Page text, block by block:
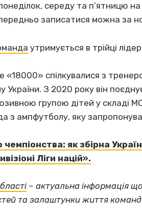
середу та п’ятницю
записатися можна за
утримується в трійці
спілкувалися з
України. З 2020 року він
групою дітей у складі
з ампфутболу, яку
як збірна
Ліги націй».
– актуальна інформація
та залаштунки життя